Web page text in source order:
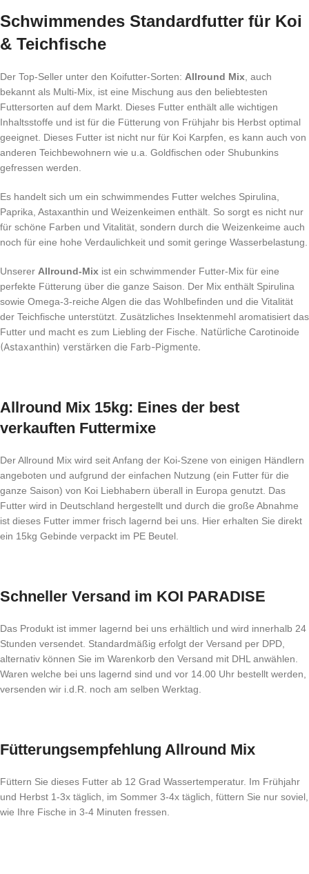
Schwimmendes Standardfutter für Koi
& Teichfische
Der Top-Seller unter den Koifutter-Sorten: Allround Mix , auch
bekannt als Multi-Mix, ist eine Mischung aus den beliebtesten
Futtersorten auf dem Markt. Dieses Futter enthält alle wichtigen
Inhaltsstoffe und ist für die Fütterung von Frühjahr bis Herbst optimal
geeignet. Dieses Futter ist nicht nur für Koi Karpfen, es kann auch von
anderen Teichbewohnern wie u.a. Goldfischen oder Shubunkins
gefressen werden.
Es handelt sich um ein schwimmendes Futter welches Spirulina,
Paprika, Astaxanthin und Weizenkeimen enthält. So sorgt es nicht nur
für schöne Farben und Vitalität, sondern durch die Weizenkeime auch
noch für eine hohe Verdaulichkeit und somit geringe Wasserbelastung.
Unserer Allround-Mix ist ein schwimmender Futter-Mix für eine
perfekte Fütterung über die ganze Saison. Der Mix enthält Spirulina
sowie Omega-3-reiche Algen die das Wohlbefinden und die Vitalität
der Teichfische unterstützt. Zusätzliches Insektenmehl aromatisiert das
Futter und macht es zum Liebling der Fische. Natürliche Carotinoide
(Astaxanthin) verstärken die Farb-Pigmente.
Allround Mix 15kg: Eines der best
verkauften Futtermixe
Der Allround Mix wird seit Anfang der Koi-Szene von einigen Händlern
angeboten und aufgrund der einfachen Nutzung (ein Futter für die
ganze Saison) von Koi Liebhabern überall in Europa genutzt. Das
Futter wird in Deutschland hergestellt und durch die große Abnahme
ist dieses Futter immer frisch lagernd bei uns. Hier erhalten Sie direkt
ein 15kg Gebinde verpackt im PE Beutel.
Schneller Versand im KOI PARADISE
Das Produkt ist immer lagernd bei uns erhältlich und wird innerhalb 24
Stunden versendet. Standardmäßig erfolgt der Versand per DPD,
alternativ können Sie im Warenkorb den Versand mit DHL anwählen.
Waren welche bei uns lagernd sind und vor 14.00 Uhr bestellt werden,
versenden wir i.d.R. noch am selben Werktag.
Fütterungsempfehlung Allround Mix
Füttern Sie dieses Futter ab 12 Grad Wassertemperatur. Im Frühjahr
und Herbst 1-3x täglich, im Sommer 3-4x täglich, füttern Sie nur soviel,
wie Ihre Fische in 3-4 Minuten fressen.